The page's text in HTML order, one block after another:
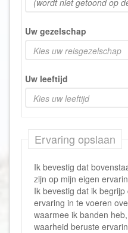
Uw gezelschap
Kies uw reisgezelschap
Uw leeftijd
Kies uw leeftijd
Ervaring opslaan
Ik bevestig dat
zijn op mijn eigen
Ik bevestig dat ik
ervaring in te voeren
waarmee ik banden
waarheid beruste